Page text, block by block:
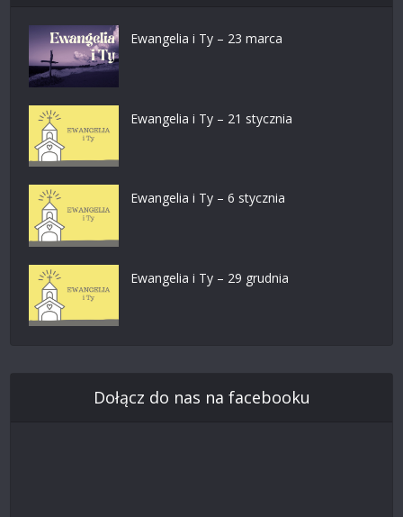
Ewangelia i Ty – 23 marca
Ewangelia i Ty – 21 stycznia
Ewangelia i Ty – 6 stycznia
Ewangelia i Ty – 29 grudnia
Dołącz do nas na facebooku